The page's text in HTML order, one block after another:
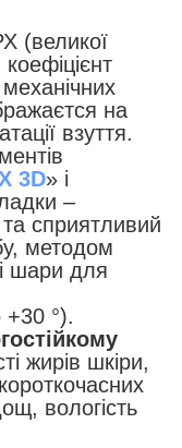
(великої
механічних
на
взуття.
3D» і
–
сприятливий
методом
шари для
°).
жирів шкіри,
вологість